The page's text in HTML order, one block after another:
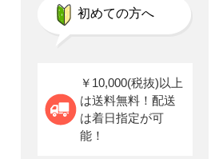
初めての方へ
￥10,000(税抜)以上
は送料無料！配送
は着日指定が可
能！